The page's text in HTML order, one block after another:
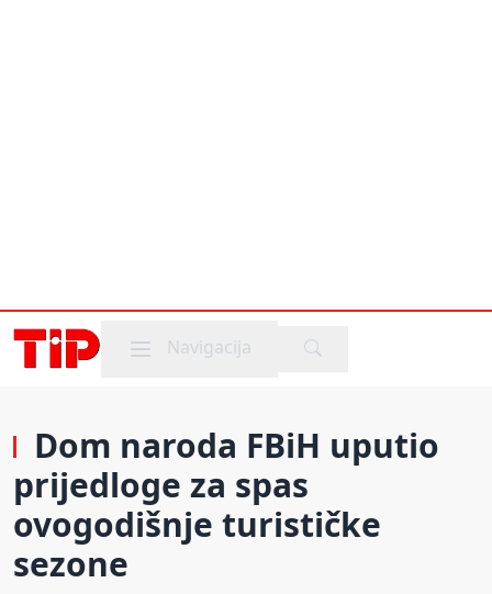
Mobile menu
Navigacija
Dom naroda FBiH uputio
prijedloge za spas
ovogodišnje turističke
sezone